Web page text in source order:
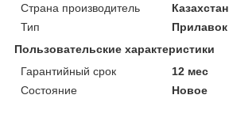
Страна производитель
Казахстан
Тип
Прилавок
Пользовательские характеристики
Гарантийный срок
12 мес
Состояние
Новое